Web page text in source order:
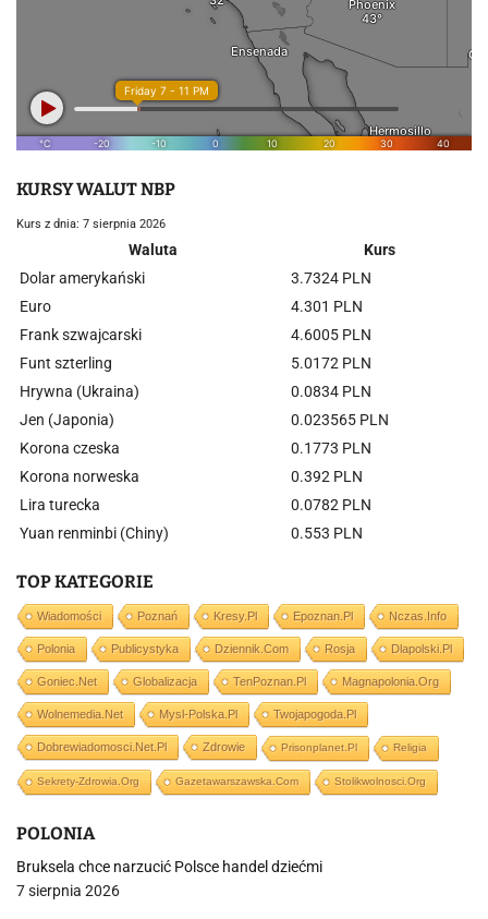
KURSY WALUT NBP
Kurs z dnia: 7 sierpnia 2026
Waluta
Kurs
Dolar amerykański
3.7324 PLN
Euro
4.301 PLN
Frank szwajcarski
4.6005 PLN
Funt szterling
5.0172 PLN
Hrywna (Ukraina)
0.0834 PLN
Jen (Japonia)
0.023565 PLN
Korona czeska
0.1773 PLN
Korona norweska
0.392 PLN
Lira turecka
0.0782 PLN
Yuan renminbi (Chiny)
0.553 PLN
TOP KATEGORIE
Wiadomości Poznań Kresy.pl Epoznan.pl Nczas.info
Polonia Publicystyka Dziennik.com Rosja Dlapolski.pl
Goniec.net Globalizacja TenPoznan.pl Magnapolonia.org
Wolnemedia.net Mysl-Polska.pl Twojapogoda.pl
Dobrewiadomosci.net.pl Zdrowie Prisonplanet.pl Religia
Sekrety-Zdrowia.org Gazetawarszawska.com Stolikwolnosci.org
POLONIA
Bruksela chce narzucić Polsce handel dziećmi
7 sierpnia 2026